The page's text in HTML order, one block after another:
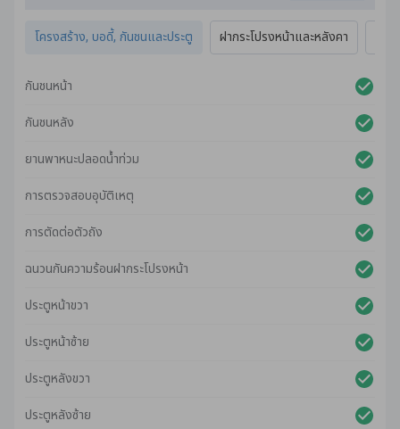
ร่องรอยใด ๆ บนพื้นผิวของตัวถังจะได้รับการปรับสภาพใหม่ อิง
จากแนวทางของเรา
รถมาพร้อมการรับประกันตัวเครื่องและสี 2 ปีเต็ม
นอกจากนี้ เรายังตรวจสภาพระบบไฟส่องสว่าง แผงตัวถัง
กันชน กระจก และหน้าต่างของรถ เพื่อให้แน่ใจว่าเป็นไปตาม
โครงสร้าง, บอดี้, กันชนและประตู ฝากระโปรงหน้าและหลังคา
กันชนหน้า
กันชนหลัง
ยานพาหนะปลอดน้ําท่วม
การตรวจสอบอุบัติเหตุ
การตัดต่อตัวถัง
ฉนวนกันความร้อนฝากระโปรงหน้า
ประตูหน้าขวา
ประตูหน้าซ้าย
ประตูหลังขวา
ประตูหลังซ้าย